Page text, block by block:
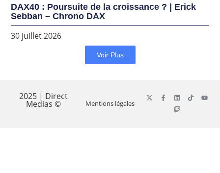
DAX40 : Poursuite de la croissance ? | Erick
Sebban – Chrono DAX
30 juillet 2026
Voir Plus
2025 | Direct
Medias © Mentions légales